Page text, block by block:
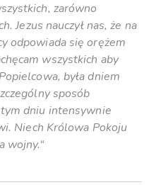
zarówno
Jezus nauczył nas, że na
odpowiada się orężem
wszystkich aby
była dniem
sposób
dniu intensywnie
Niech Królowa Pokoju
wojny.“